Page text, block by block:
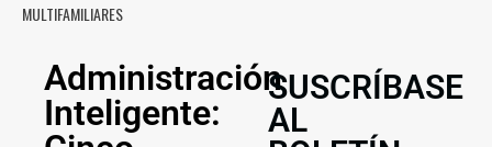
MULTIFAMILIARES
Administración
Inteligente:
SUSCRÍBASE
AL